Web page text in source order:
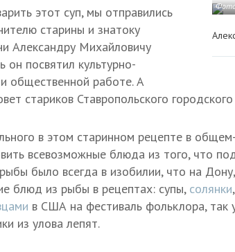
этот суп, мы отправились
старины и знатоку
Александру Михайловичу
он посвятил культурно-
общественной работе. А
стариков Ставропольского
в этом старинном рецепте в
всевозможные блюда из того, что
было всегда в изобилии, что на
блюд из рыбы в рецептах: супы, солянки
в США на фестиваль фольклора, так
из улова лепят.